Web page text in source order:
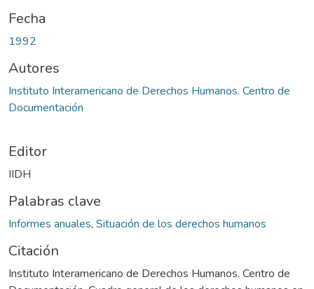
Fecha
1992
Autores
Instituto Interamericano de Derechos Humanos. Centro de
Documentación
Editor
IIDH
Palabras clave
Informes anuales, Situación de los derechos humanos
Citación
Instituto Interamericano de Derechos Humanos. Centro de